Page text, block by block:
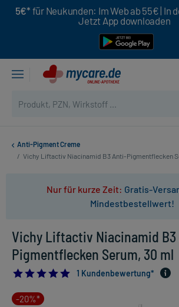
5€* für Neukunden: Im Web ab 55€ | In
Jetzt App downloaden
Anti-Pigment Creme
/ Vichy Liftactiv Niacinamid B3 Anti-Pigmentflecken
Nur für kurze Zeit: Gratis-
Mindestbestellwert!
Vichy Liftactiv Niacinamid
Pigmentflecken Serum, 30 ml
5.01 Kundenbewertung*
-20%*